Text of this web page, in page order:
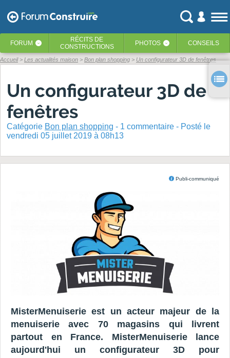
FORUM ‹ RÉCITS DE
CONSTRUCTIONS
PHOTOS ‹ CONSEILS
Accueil Les actualités maison Bon plan shopping Un configurateur 3D de fenêtres
Un configurateur 3D de
fenêtres
Catégorie Bon plan shopping - 1 commentaire - Posté le
vendredi 05 juillet 2019 à 08h13
Publi-communiqué
MisterMenuiserie est un acteur majeur de la
menuiserie avec 70 magasins qui livrent
partout en France. MisterMenuiserie lance
aujourd'hui un configurateur 3D pour